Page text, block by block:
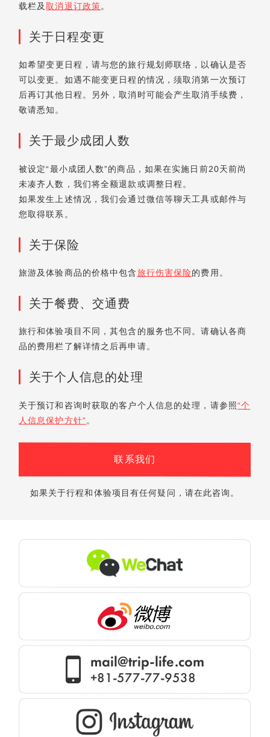
载栏及取消退订政策。
关于日程变更
如希望变更日程，请与您的旅行规划师联络，以确认是否
可以变更。如遇不能变更日程的情况，须取消第一次预订
后再订其他日程。另外，取消时可能会产生取消手续费，
敬请悉知。
关于最少成团人数
被设定“最小成团人数”的商品，如果在实施日前20天前尚
未凑齐人数，我们将全额退款或调整日程。
如果发生上述情况，我们会通过微信等聊天工具或邮件与
您取得联系。
关于保险
旅游及体验商品的价格中包含旅行伤害保险的费用。
关于餐费、交通费
旅行和体验项目不同，其包含的服务也不同。请确认各商
品的费用栏了解详情之后再申请。
关于个人信息的处理
关于预订和咨询时获取的客户个人信息的处理，请参照“个
人信息保护方针”。
联系我们
如果关于行程和体验项目有任何疑问，请在此咨询。
mail@trip-life.com
+81-577-77-9538